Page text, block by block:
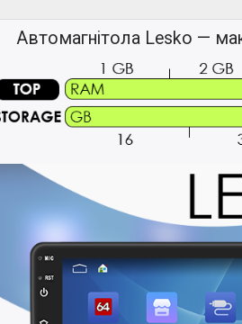
Автомагнітола Lesko —